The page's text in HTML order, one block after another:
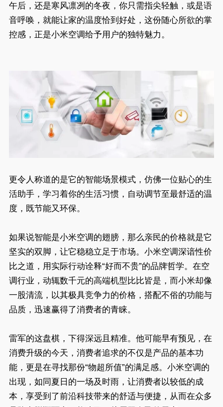
午后，还是寒风凛冽的冬夜，你只需指尖轻触，或是语
音呼唤，就能让家的温度恰到好处，这份随心所欲的掌
控感，正是小米空调给予用户的独特魅力。
更令人称道的是它的智能场景模式，仿佛一位贴心的生
活助手，学习着你的生活习惯，自动调节至最舒适的温
度，既节能又环保。
如果说智能是小米空调的翅膀，那么亲民的价格就是它
坚实的双脚，让它稳稳立足于市场。小米空调深谙性价
比之道，用实际行动诠释“好而不贵”的品牌哲学。在空
调行业，动辄数千元的高端机型比比皆是，而小米却像
一股清流，以其极具竞争力的价格，搭配不俗的功能与
品质，迅速赢得了消费者的青睐。
雷军的这盘棋，下得深远且精准。他可能早有预见，在
消费升级的今天，消费者追求的不仅是产品的基本功
能，更是在寻找那份“物超所值”的满足感。小米空调的
出现，如同夏日的一场及时雨，让消费者以较低的成
本，享受到了前沿科技带来的舒适与便捷，从而在众多